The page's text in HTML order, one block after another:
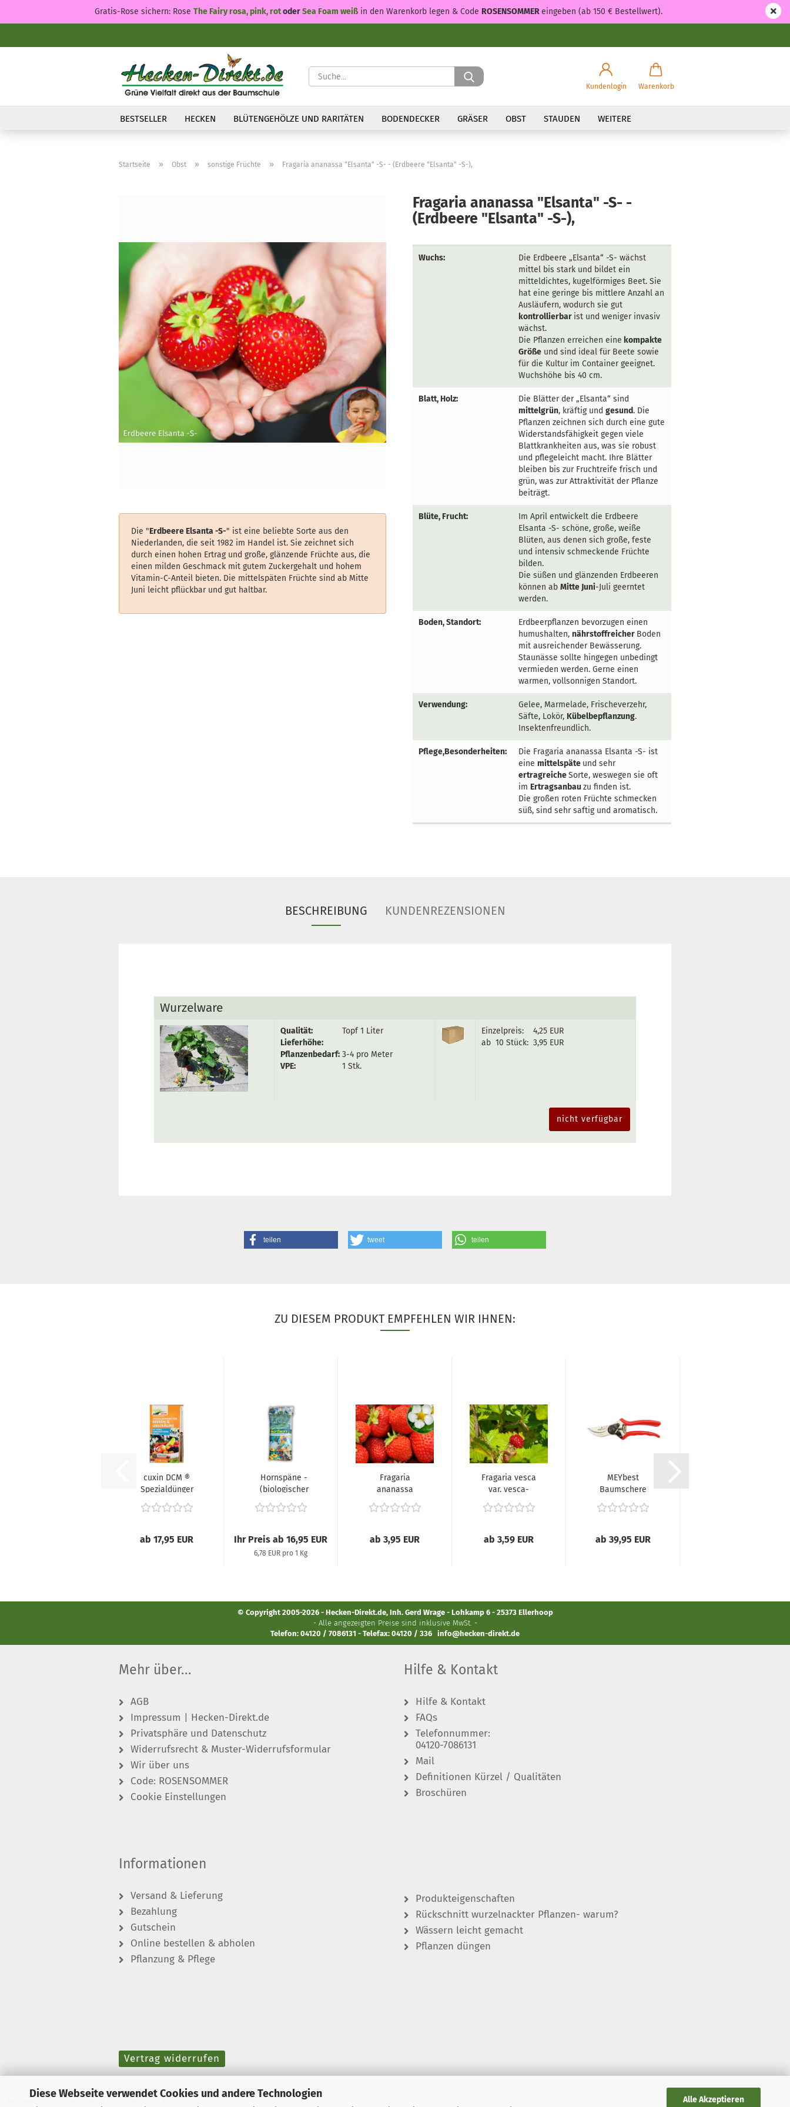
Diese Webseite verwendet Cookies und andere Technologien Alle Akzeptieren
Suche...
Kundenlogin Warenkorb
Gratis-Rose sichern: Rose The Fairy rosa, pink, rotoderSea Foam weißin den Warenkorb legen & Code ROSENSOMMEReingeben (ab 150 € Bestellwert).
BESTSELLER HECKEN BLÜTENGEHÖLZE UND RARITÄTEN BODENDECKER GRÄSER OBST STAUDEN WEITERE
Startseite » Obst » sonstige Früchte » Fragaria ananassa "Elsanta" -S- - (Erdbeere "Elsanta" -S-),
Die "Erdbeere Elsanta -S-" ist eine beliebte Sorte aus den
Niederlanden, die seit 1982 im Handel ist. Sie zeichnet sich
durch einen hohen Ertrag und große, glänzende Früchte aus, die
einen milden Geschmack mit gutem Zuckergehalt und hohem
Vitamin-C-Anteil bieten. Die mittelspäten Früchte sind ab Mitte
Juni leicht pflückbar und gut haltbar.
Fragaria ananassa "Elsanta" -S- -
(Erdbeere "Elsanta" -S-),
Wuchs:
Die Erdbeere „Elsanta“ -S- wächst
mittel bis stark und bildet ein
mitteldichtes, kugelförmiges Beet. Sie
hat eine geringe bis mittlere Anzahl an
Ausläufern, wodurch sie gut
kontrollierbar ist und weniger invasiv
wächst.
Die Pflanzen erreichen eine kompakte
Größe und sind ideal für Beete sowie
für die Kultur im Container geeignet.
Wuchshöhe bis 40 cm.
Blatt, Holz:
Die Blätter der „Elsanta“ sind
mittelgrün, kräftig und gesund. Die
Pflanzen zeichnen sich durch eine gute
Widerstandsfähigkeit gegen viele
Blattkrankheiten aus, was sie robust
und pflegeleicht macht. Ihre Blätter
bleiben bis zur Fruchtreife frisch und
grün, was zur Attraktivität der Pflanze
beiträgt.
Blüte, Frucht:
Im April entwickelt die Erdbeere
Elsanta -S- schöne, große, weiße
Blüten, aus denen sich große, feste
und intensiv schmeckende Früchte
bilden.
Die süßen und glänzenden Erdbeeren
können ab Mitte Juni-Juli geerntet
werden.
Boden, Standort:
Erdbeerpflanzen bevorzugen einen
humushalten, nährstoffreicher Boden
mit ausreichender Bewässerung.
Staunässe sollte hingegen unbedingt
vermieden werden. Gerne einen
warmen, vollsonnigen Standort.
Verwendung:
Gelee, Marmelade, Frischeverzehr,
Säfte, Lokör, Kübelbepflanzung.
Insektenfreundlich.
Pflege,Besonderheiten:
Die Fragaria ananassa Elsanta -S- ist
eine mittelspäte und sehr
ertragreicheSorte, weswegen sie oft
im Ertragsanbauzu finden ist.
Die großen roten Früchte schmecken
süß, sind sehr saftig und aromatisch.
BESCHREIBUNG KUNDENREZENSIONEN
Wurzelware
Qualität:
Topf 1 Liter
Lieferhöhe:
Pflanzenbedarf: 3-4 pro Meter
VPE:
1 Stk.
Einzelpreis:
4,25 EUR
ab 10 Stück: 3,95 EUR
nicht verfügbar
teilen tweet teilen
ZU DIESEM PRODUKT EMPFEHLEN WIR IHNEN:
cuxin DCM ®
Spezialdünger
für Beeren &
Obstbäume...
ab 17,95 EUR
Hornspäne -
(biologischer
Langzeitdünger),...
Ihr Preis ab 16,95 EUR
6,78 EUR pro 1 Kg
Fragaria
ananassa
"Honeoye" -
(Erdbeere
ab 3,95 EUR
Fragaria vesca
var. vesca-
(Wald-
Erdbeere),...
ab 3,59 EUR
MEYbest
Baumschere
M20
ab 39,95 EUR
© Copyright 2005-2026 - Hecken-Direkt.de, Inh. Gerd Wrage - Lohkamp 6 - 25373 Ellerhoop
- Alle angezeigten Preise sind inklusive MwSt. -
Telefon: 04120 / 7086131 - Telefax: 04120 / 336 info@hecken-direkt.de
Mehr über...
AGB
Impressum | Hecken-Direkt.de
Privatsphäre und Datenschutz
Widerrufsrecht & Muster-Widerrufsformular
Wir über uns
Code: ROSENSOMMER
Cookie Einstellungen
Hilfe & Kontakt
Hilfe & Kontakt
FAQs
Telefonnummer:
04120-7086131
Mail
Definitionen Kürzel / Qualitäten
Broschüren
Informationen
Versand & Lieferung
Bezahlung
Gutschein
Online bestellen & abholen
Pflanzung & Pflege
Produkteigenschaften
Rückschnitt wurzelnackter Pflanzen- warum?
Wässern leicht gemacht
Pflanzen düngen
Vertrag widerrufen